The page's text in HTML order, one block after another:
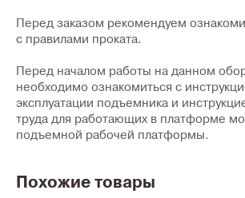
Перед заказом рекомендуем
с правилами проката.
Перед началом работы на данном
необходимо ознакомиться с
эксплуатации подъемника и
труда для работающих в платформе
подъемной рабочей платформы.
Похожие товары